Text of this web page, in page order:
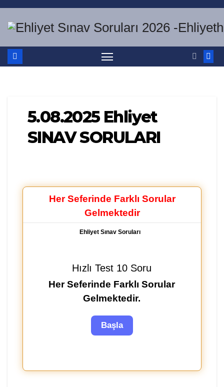
Skip
5.08.2025 Ehliyet
SINAV SORULARI
Her Seferinde Farklı Sorular
Gelmektedir
Ehliyet Sınav Soruları
Hızlı Test 10 Soru
Her Seferinde Farklı Sorular
Gelmektedir.